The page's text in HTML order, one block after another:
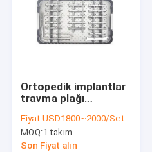
Ortopedik implantlar
travma plağı
distal yarıçap plam
kırık ameliyatı
kilitleme için
Fiyat:USD1800~2000/Set
MOQ:1 takım
Son Fiyat alın